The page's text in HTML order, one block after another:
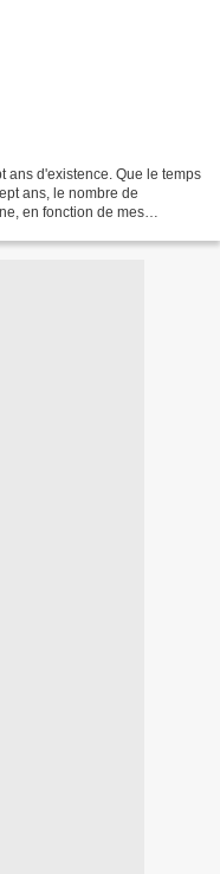
ans d'existence. Que le temps
ans, le nombre de
en fonction de mes